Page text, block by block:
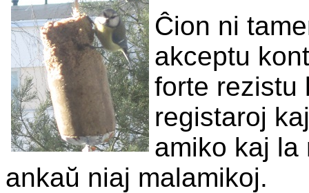
Ĉion ni
akceptu
forte rezistu
registaroj
amiko kaj la
ankaŭ niaj malamikoj.